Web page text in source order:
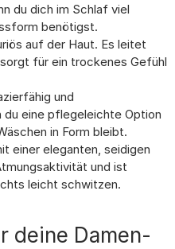
du dich im Schlaf viel
benötigst.
auf der Haut. Es leitet
für ein trockenes Gefühl
und
du eine pflegeleichte Option
in Form bleibt.
einer eleganten, seidigen
und ist
leicht schwitzen.
deine Damen-